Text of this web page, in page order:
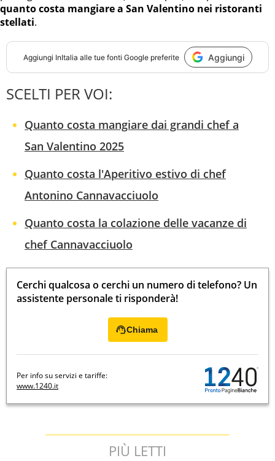
quanto costa mangiare a San Valentino nei ristoranti
stellati.
Aggiungi InItalia alle tue fonti Google preferite Aggiungi
SCELTI PER VOI:
Quanto costa mangiare dai grandi chef a
San Valentino 2025
Quanto costa l'Aperitivo estivo di chef
Antonino Cannavacciuolo
Quanto costa la colazione delle vacanze di
chef Cannavacciuolo
Cerchi qualcosa o cerchi un numero di telefono? Un
assistente personale ti risponderà!
Chiama
Per info su servizi e tariffe:
www.1240.it
PIÙ LETTI